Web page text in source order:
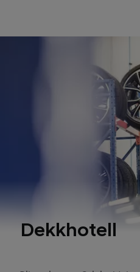
Dekkhotell